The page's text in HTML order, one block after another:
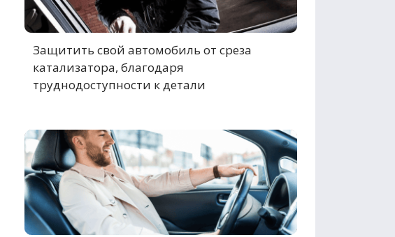
Защитить свой автомобиль от среза
катализатора, благодаря
труднодоступности к детали